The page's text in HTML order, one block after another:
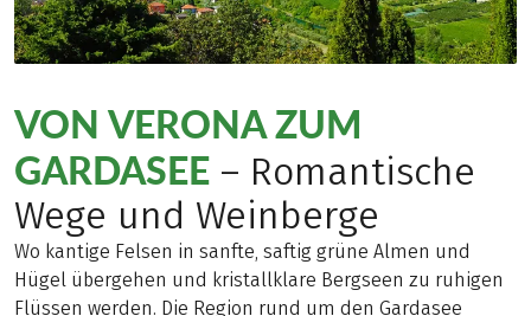
VON VERONA ZUM
GARDASEE – Romantische
Wege und Weinberge
Wo kantige Felsen in sanfte, saftig grüne Almen und
Hügel übergehen und kristallklare Bergseen zu ruhigen
Flüssen werden. Die Region rund um den Gardasee